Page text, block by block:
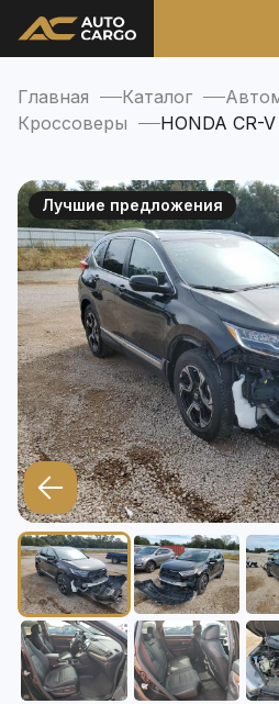
Главная Каталог
Кроссоверы
HONDA CR-
Лучшие предложения